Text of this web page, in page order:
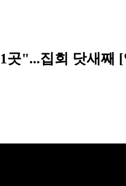
"...집회 닷새째